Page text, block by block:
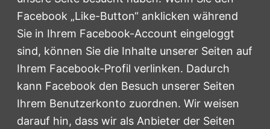
Facebook „Like-Button“ anklicken während
Sie in Ihrem Facebook-Account eingeloggt
sind, können Sie die Inhalte unserer Seiten auf
Ihrem Facebook-Profil verlinken. Dadurch
kann Facebook den Besuch unserer Seiten
Ihrem Benutzerkonto zuordnen. Wir weisen
darauf hin, dass wir als Anbieter der Seiten